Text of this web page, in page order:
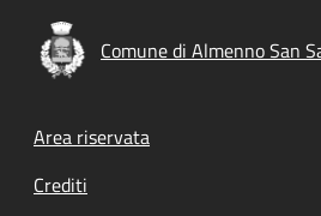
Comune di Almenno San
Footer menu
Area riservata
Crediti